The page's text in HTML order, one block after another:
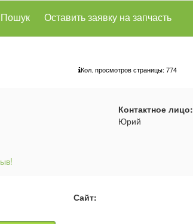
Пошук Оставить заявку на запчасть
Кол. просмотров страницы: 774
Контактное лицо:
Юрий
Сайт: